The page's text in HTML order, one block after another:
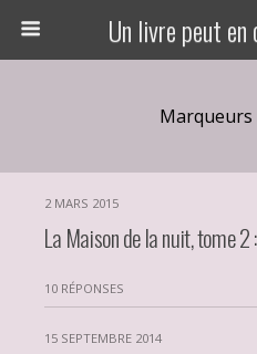
Un livre peut en
Marqueurs
2 MARS 2015
La Maison de la nuit, tome 2
10 RÉPONSES
15 SEPTEMBRE 2014